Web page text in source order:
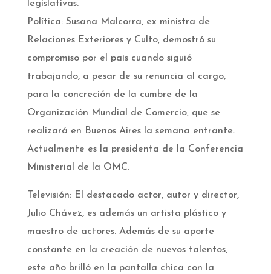
legislativas.
Política: Susana Malcorra, ex ministra de
Relaciones Exteriores y Culto, demostró su
compromiso por el país cuando siguió
trabajando, a pesar de su renuncia al cargo,
para la concreción de la cumbre de la
Organización Mundial de Comercio, que se
realizará en Buenos Aires la semana entrante.
Actualmente es la presidenta de la Conferencia
Ministerial de la OMC.
Televisión: El destacado actor, autor y director,
Julio Chávez, es además un artista plástico y
maestro de actores. Además de su aporte
constante en la creación de nuevos talentos,
este año brilló en la pantalla chica con la